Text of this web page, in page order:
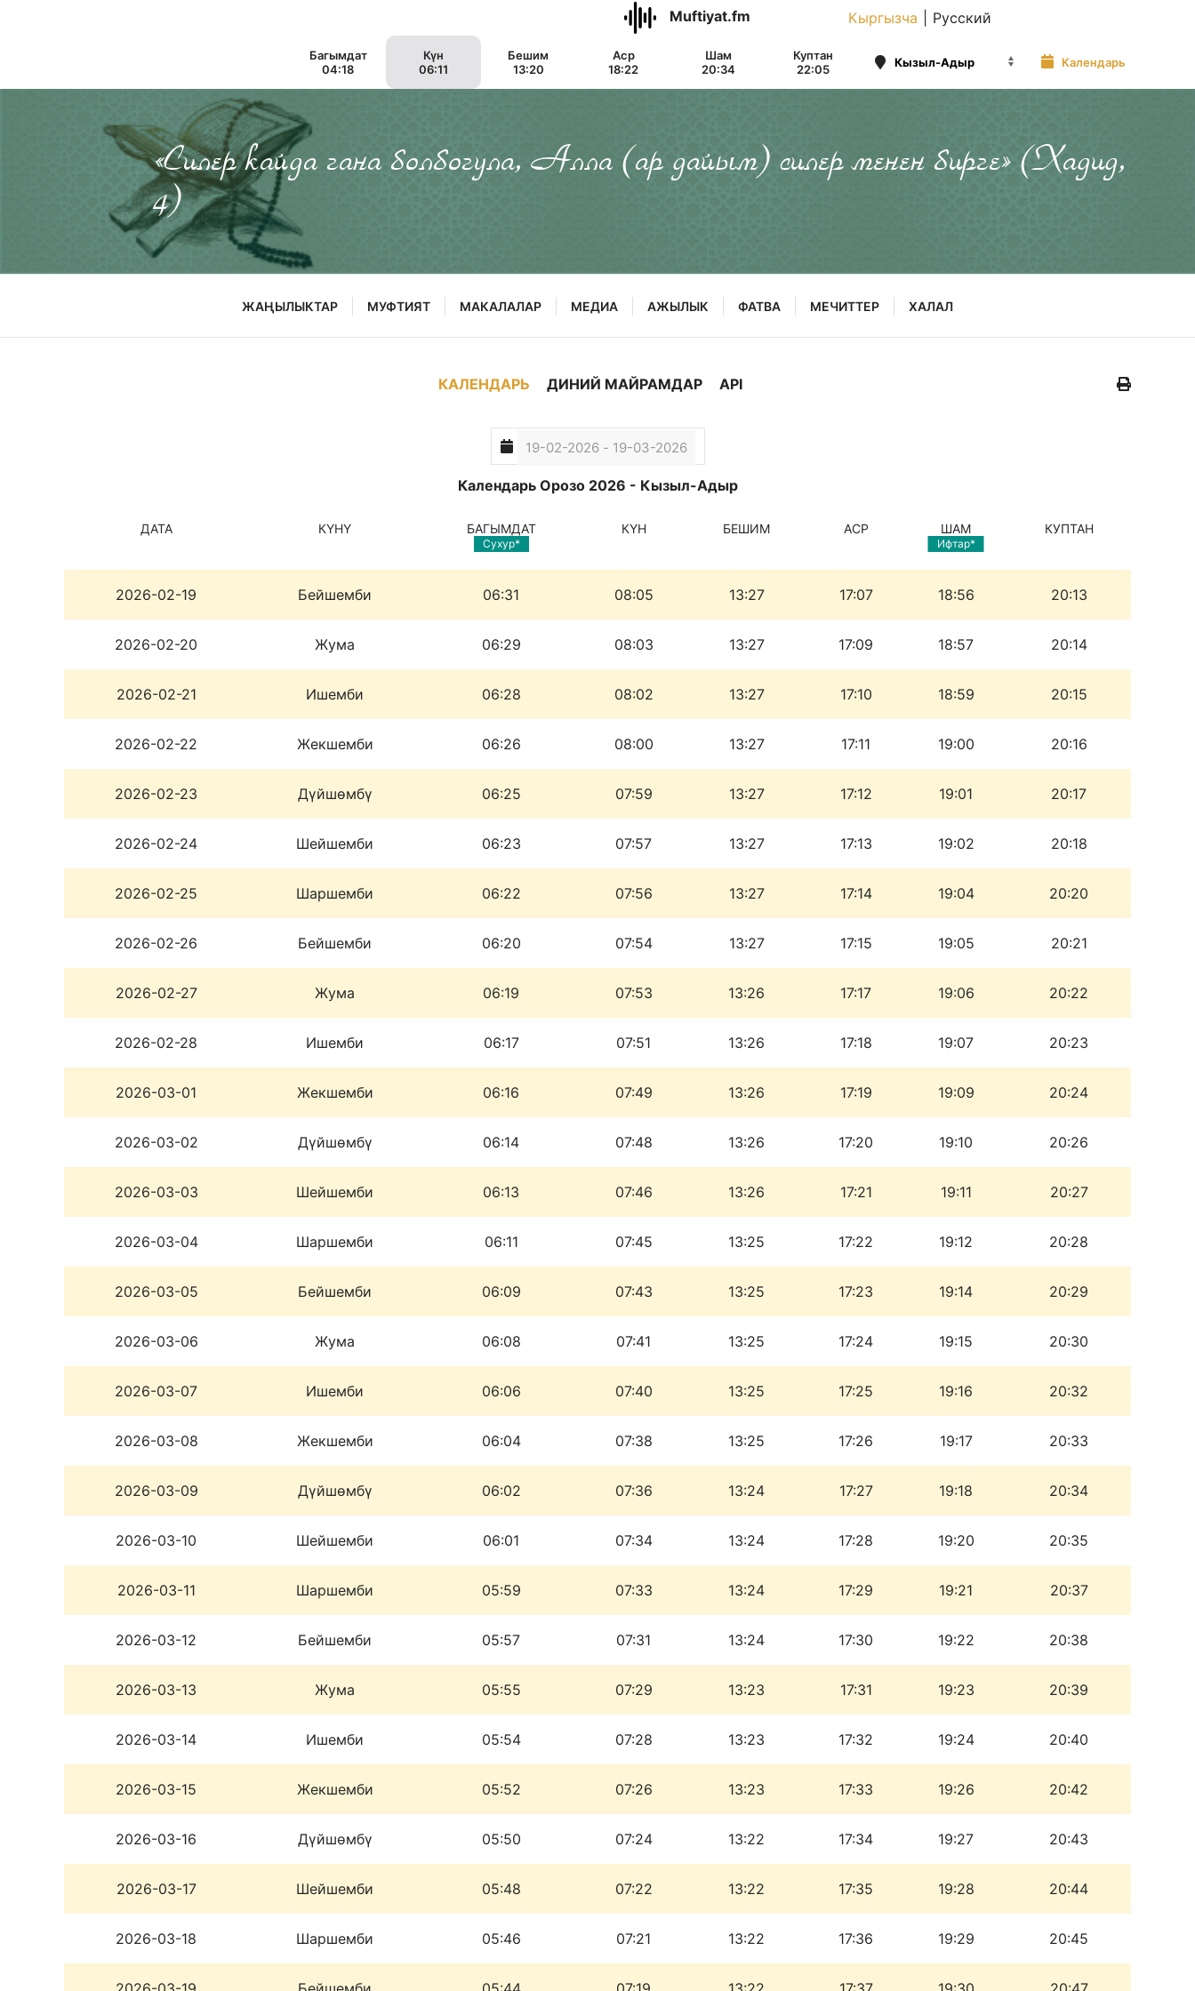
Muftiyat.fm Кыргызча Русский
Багымдат
04:18
Күн
06:11
Бешим
13:20
Аср
18:22
Шам
20:34
Куптан
22:05
Календарь
«Силер кайда гана болбогула, Алла (ар дайым) силер менен бирге» (Хадид,
4)
ЖАҢЫЛЫКТАР МУФТИЯТ МАКАЛАЛАР МЕДИА АЖЫЛЫК ФАТВА МЕЧИТТЕР ХАЛАЛ
КАЛЕНДАРЬ ДИНИЙ МАЙРАМДАР API
Календарь Орозо 2026 - Кызыл-Адыр
ДАТА КҮНҮ БАГЫМДАТ
Сухур*
КҮН БЕШИМ АСР ШАМ
Ифтар*
КУПТАН
2026-02-19 Бейшемби 06:31 08:05 13:27 17:07 18:56 20:13
2026-02-20 Жума 06:29 08:03 13:27 17:09 18:57 20:14
2026-02-21 Ишемби 06:28 08:02 13:27 17:10 18:59 20:15
2026-02-22 Жекшемби 06:26 08:00 13:27 17:11 19:00 20:16
2026-02-23 Дүйшөмбү 06:25 07:59 13:27 17:12 19:01 20:17
2026-02-24 Шейшемби 06:23 07:57 13:27 17:13 19:02 20:18
2026-02-25 Шаршемби 06:22 07:56 13:27 17:14 19:04 20:20
2026-02-26 Бейшемби 06:20 07:54 13:27 17:15 19:05 20:21
2026-02-27 Жума 06:19 07:53 13:26 17:17 19:06 20:22
2026-02-28 Ишемби 06:17 07:51 13:26 17:18 19:07 20:23
2026-03-01 Жекшемби 06:16 07:49 13:26 17:19 19:09 20:24
2026-03-02 Дүйшөмбү 06:14 07:48 13:26 17:20 19:10 20:26
2026-03-03 Шейшемби 06:13 07:46 13:26 17:21 19:11 20:27
2026-03-04 Шаршемби 06:11 07:45 13:25 17:22 19:12 20:28
2026-03-05 Бейшемби 06:09 07:43 13:25 17:23 19:14 20:29
2026-03-06 Жума 06:08 07:41 13:25 17:24 19:15 20:30
2026-03-07 Ишемби 06:06 07:40 13:25 17:25 19:16 20:32
2026-03-08 Жекшемби 06:04 07:38 13:25 17:26 19:17 20:33
2026-03-09 Дүйшөмбү 06:02 07:36 13:24 17:27 19:18 20:34
2026-03-10 Шейшемби 06:01 07:34 13:24 17:28 19:20 20:35
2026-03-11 Шаршемби 05:59 07:33 13:24 17:29 19:21 20:37
2026-03-12 Бейшемби 05:57 07:31 13:24 17:30 19:22 20:38
2026-03-13 Жума 05:55 07:29 13:23 17:31 19:23 20:39
2026-03-14 Ишемби 05:54 07:28 13:23 17:32 19:24 20:40
2026-03-15 Жекшемби 05:52 07:26 13:23 17:33 19:26 20:42
2026-03-16 Дүйшөмбү 05:50 07:24 13:22 17:34 19:27 20:43
2026-03-17 Шейшемби 05:48 07:22 13:22 17:35 19:28 20:44
2026-03-18 Шаршемби 05:46 07:21 13:22 17:36 19:29 20:45